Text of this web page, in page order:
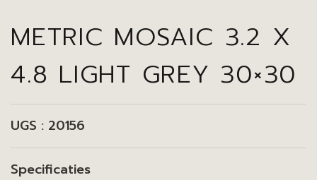
METRIC MOSAIC 3.2 X
4.8 LIGHT GREY 30×30
UGS : 20156
Specificaties